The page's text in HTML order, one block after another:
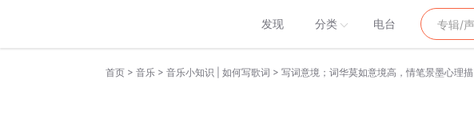
发现 分类 电台
首页 > 音乐 > 音乐小知识 | 如何写歌词 > 写词意境；词华莫如意境高，情笔景墨心理描